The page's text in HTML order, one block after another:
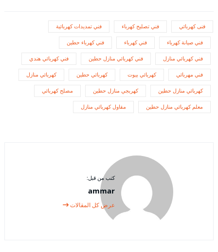
فنى كهربائي فني تصليح كهرباء فني تمديدات كهربائية
فني صيانة كهرباء فني كهرباء فني كهرباء حطين
فني كهربائي منازل فني كهربائي منازل حطين فني كهربائي هندي
فني مهربائي كهربائي بيوت كهربائي حطين كهربائي منازل
كهربائي منازل حطين كهربجي منازل حطين مصلح كهربائي
معلم كهربائي منازل حطين مقاول كهربائي منازل
كتب من قبل:
ammar
عرض كل المقالات